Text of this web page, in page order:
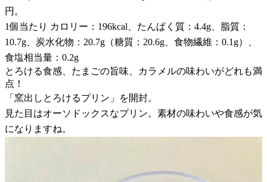
円。
1個当たり カロリー：196kcal、たんぱく質：4.4g、脂質：
10.7g、炭水化物：20.7g（糖質：20.6g、食物繊維：0.1g）、
食塩相当量：0.2g
とろける食感、たまごの旨味、カラメルの味わいがどれも満
点！
「窯出しとろけるプリン」を開封。
見た目はオーソドックスなプリン。素材の味わいや食感が気
になりますね。